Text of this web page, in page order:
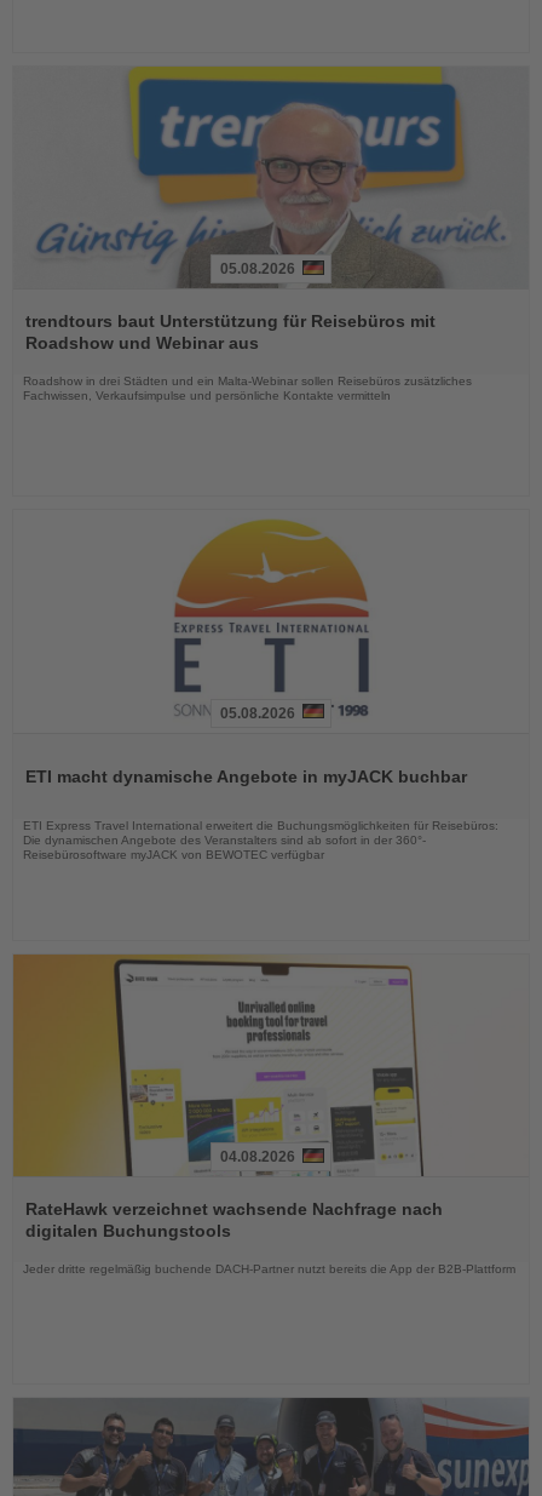
Sie
die
05.08.2026
trendtours baut Unterstützung für Reisebüros mit
Roadshow und Webinar aus
Roadshow in drei Städten und ein Malta-Webinar sollen Reisebüros zusätzliches
Fachwissen, Verkaufsimpulse und persönliche Kontakte vermitteln
die
05.08.2026
ETI macht dynamische Angebote in myJACK buchbar
ETI Express Travel International erweitert die Buchungsmöglichkeiten für Reisebüros:
Die dynamischen Angebote des Veranstalters sind ab sofort in der 360°-
Reisebürosoftware myJACK von BEWOTEC verfügbar
Sie
die
Nachrichten
04.08.2026
RateHawk verzeichnet wachsende Nachfrage nach
digitalen Buchungstools
Jeder dritte regelmäßig buchende DACH-Partner nutzt bereits die App der B2B-Plattform